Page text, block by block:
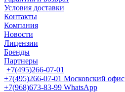
Условия доставки
Контакты
Компания
Новости
Лицензии
Бренды
Партнеры
+7(495)266-07-01
+7(495)266-07-01 Московский офис
+7(968)673-83-99 WhatsApp